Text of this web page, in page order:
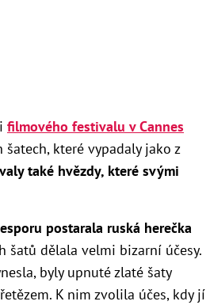
filmového festivalu v Cannes
které vypadaly jako z
také hvězdy, které svými
postarala ruská herečka
šatů dělala velmi bizarní účesy.
byly upnuté zlaté šaty
K nim zvolila účes, kdy jí